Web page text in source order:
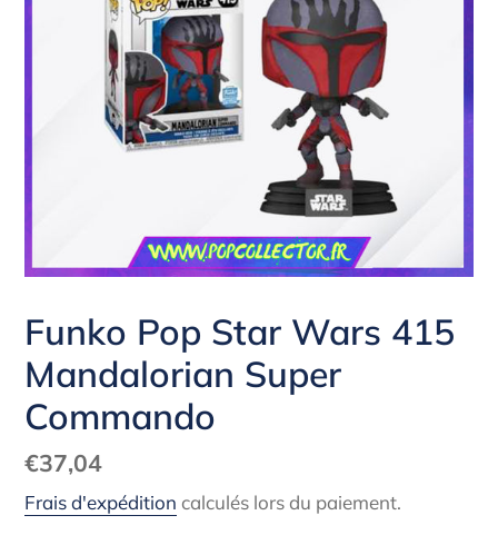
Funko Pop Star Wars 415
Mandalorian Super
Commando
Prix
normal
€37,04
Frais d'expédition calculés lors du paiement.